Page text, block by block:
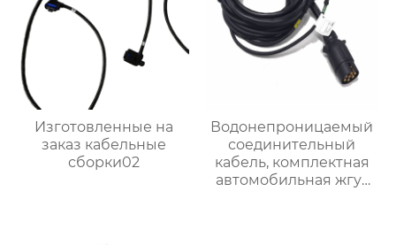
Изготовленные на
заказ кабельные
сборки02
Водонепроницаемый
соединительный
кабель, комплектная
автомобильная жгут